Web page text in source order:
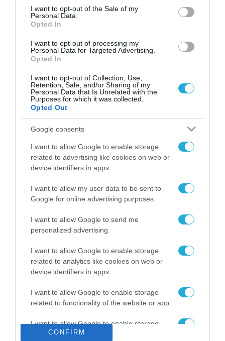
consent section.
I want to opt-out of the Sale of my
Personal Data.
Opted In
I want to opt-out of processing my
Personal Data for Targeted Advertising.
Opted In
I want to opt-out of Collection, Use,
Retention, Sale, and/or Sharing of my
Personal Data that Is Unrelated with the
Purposes for which it was collected.
Opted Out
Google consents
I want to allow Google to enable storage
related to advertising like cookies on web or
device identifiers in apps.
I want to allow my user data to be sent to
Google for online advertising purposes.
I want to allow Google to send me
personalized advertising.
I want to allow Google to enable storage
related to analytics like cookies on web or
device identifiers in apps.
I want to allow Google to enable storage
related to functionality of the website or app.
I want to allow Google to enable storage
related to personalization.
CONFIRM
ΡΟΗ ΕΙΔΗΣΕΩΝ
Το χρηματοδοτούμενο
από την ΕΕ έργο “The
Gaming Police”
ενισχύει την ασφάλεια
των παιδιών στο
31.07.2026
ΑΑΔΕ: Διευκρινίσεις
για τα πρόστιμα σε
παραβάσεις που
31.07.2026
Τεχνητή Νοημοσύνη
δεν είναι απλώς μια
νέα τεχνολογία, είναι
επανάσταση»
31.07.2026
Νέος οδηγός του ΕΚΤ
για τη χρηματοδότηση
των ελληνικών
επιχειρήσεων στον
χώρο της άμυνας